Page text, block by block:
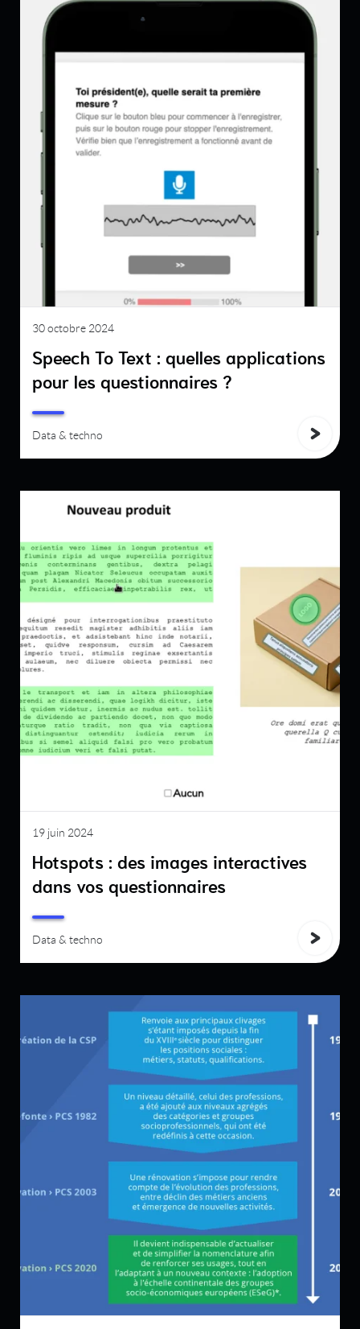
30 octobre 2024
Speech To Text : quelles applications
pour les questionnaires ?
Data & techno
19 juin 2024
Hotspots : des images interactives
dans vos questionnaires
Data & techno